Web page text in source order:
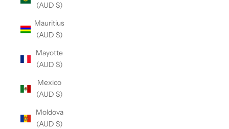
(AUD $)
Mauritius
(AUD $)
Mayotte
(AUD $)
Mexico
(AUD $)
Moldova
(AUD $)